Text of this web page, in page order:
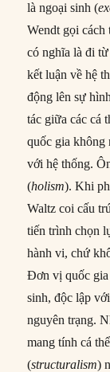
là ngoại sinh (
Wendt gọi cách
có nghĩa là đi
kết luận về hệ
động lên sự
tác giữa các cá
quốc gia không
với hệ thống.
(holism). Khi
Waltz coi cấu
tiến trình chọn
hành vi, chứ
Đơn vị quốc gia
sinh, độc lập
nguyên trạng.
mang tính cá
(structuralism)